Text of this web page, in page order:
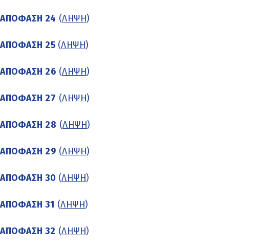
ΑΠΟΦΑΣΗ 24 (ΛΗΨΗ)
ΑΠΟΦΑΣΗ 25 (ΛΗΨΗ)
ΑΠΟΦΑΣΗ 26 (ΛΗΨΗ)
ΑΠΟΦΑΣΗ 27 (ΛΗΨΗ)
ΑΠΟΦΑΣΗ 28 (ΛΗΨΗ)
ΑΠΟΦΑΣΗ 29 (ΛΗΨΗ)
ΑΠΟΦΑΣΗ 30 (ΛΗΨΗ)
ΑΠΟΦΑΣΗ 31 (ΛΗΨΗ)
ΑΠΟΦΑΣΗ 32 (ΛΗΨΗ)